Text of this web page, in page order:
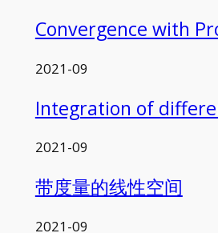
Convergence with
2021-09
Integration of
2021-09
带度量的线性空间
2021-09